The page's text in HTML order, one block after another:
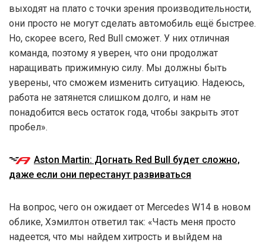
выходят на плато с точки зрения производительности,
они просто не могут сделать автомобиль ещё быстрее.
Но, скорее всего, Red Bull сможет. У них отличная
команда, поэтому я уверен, что они продолжат
наращивать прижимную силу. Мы должны быть
уверены, что сможем изменить ситуацию. Надеюсь,
работа не затянется слишком долго, и нам не
понадобится весь остаток года, чтобы закрыть этот
пробел».
Aston Martin: Догнать Red Bull будет сложно,
даже если они перестанут развиваться
На вопрос, чего он ожидает от Mercedes W14 в новом
облике, Хэмилтон ответил так: «Часть меня просто
надеется, что мы найдем хитрость и выйдем на